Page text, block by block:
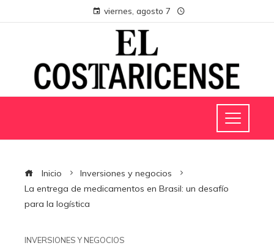
viernes, agosto 7
Inicio
Inversiones y negocios
La entrega de medicamentos en Brasil: un desafío
para la logística
INVERSIONES Y NEGOCIOS